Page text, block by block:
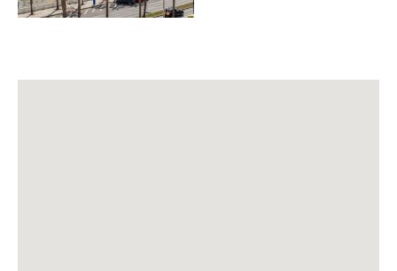
• Piscina (sujeta a clima / 15 JUN – 15 SEP)
🔆 ZONAS PRIVADAS